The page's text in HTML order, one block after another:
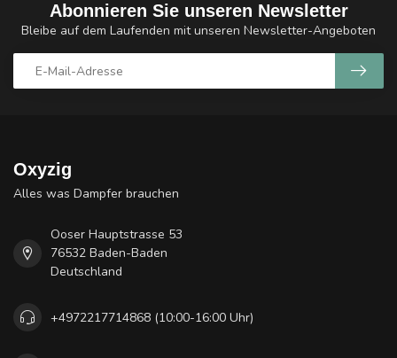
Abonnieren Sie unseren Newsletter
Bleibe auf dem Laufenden mit unseren Newsletter-Angeboten
Oxyzig
Alles was Dampfer brauchen
Ooser Hauptstrasse 53
76532 Baden-Baden
Deutschland
+4972217714868 (10:00-16:00 Uhr)